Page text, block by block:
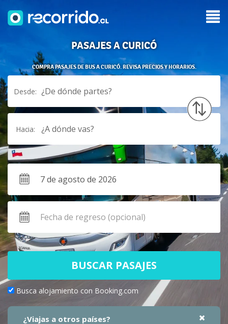
PASAJES A CURICÓ
COMPRA PASAJES DE BUS A CURICÓ. REVISA PRECIOS Y HORARIOS.
Desde: ¿De dónde partes?
Hacia: ¿A dónde vas?
BUSCAR PASAJES
Busca alojamiento con Booking.com
¿Viajas a otros países?